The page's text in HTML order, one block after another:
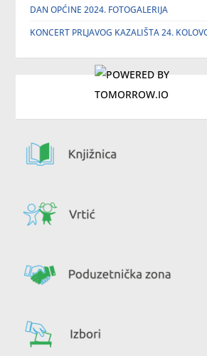
DAN OPĆINE 2024. FOTOGALERIJA
KONCERT PRLJAVOG KAZALIŠTA 24.